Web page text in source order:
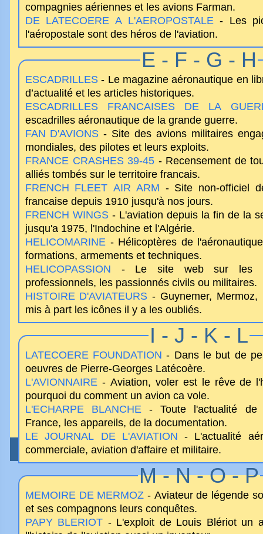
compagnies aériennes et les avions Farman.
DE LATECOERE A L'AEROPOSTALE - Les
l'aéropostale sont des héros de l'aviation.
E - F - G - H
ESCADRILLES - Le magazine aéronautique en
d’actualité et les articles historiques.
ESCADRILLES FRANCAISES DE LA
escadrilles aéronautique de la grande guerre.
FAN D'AVIONS - Site des avions militaires
mondiales, des pilotes et leurs exploits.
FRANCE CRASHES 39-45 - Recensement de
alliés tombés sur le territoire francais.
FRENCH FLEET AIR ARM - Site non-officiel
francaise depuis 1910 jusqu'à nos jours.
FRENCH WINGS - L'aviation depuis la fin de la
jusqu'a 1975, l'Indochine et l'Algérie.
HELICOMARINE - Hélicoptères de
formations, armements et techniques.
HELICOPASSION - Le site web sur les
professionnels, les passionnés civils ou militaires.
HISTOIRE D'AVIATEURS - Guynemer, Mermoz,
mis à part les icônes il y a les oubliés.
I - J - K - L
LATECOERE FOUNDATION - Dans le but de
oeuvres de Pierre-Georges Latécoère.
L'AVIONNAIRE - Aviation, voler est le rêve de
pourquoi du comment un avion ca vole.
L'ECHARPE BLANCHE - Toute l'actualité de
France, les appareils, de la documentation.
LE JOURNAL DE L'AVIATION - L'actualité
commerciale, aviation d'affaire et militaire.
M - N - O - P
MEMOIRE DE MERMOZ - Aviateur de légende
et ses compagnons leurs conquêtes.
PAPY BLERIOT - L'exploit de Louis Blériot un
ZE SELECTION
- Guide des 50 meilleurs sites
AVANT TOUT/L'ANNONCEUR/LES DROITS DE